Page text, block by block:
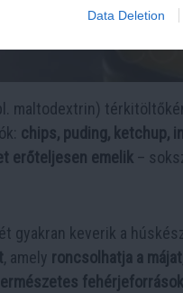
Data Deletion
maltodextrin)
chips, puding, ketchup,
erőteljesen emelik –
gyakran keverik a
, amely roncsolhatja a májat